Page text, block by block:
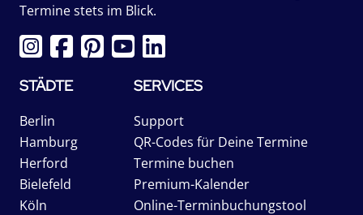
Termine stets im Blick.
STÄDTE
Berlin
Hamburg
Herford
Bielefeld
Köln
SERVICES
Support
QR-Codes für Deine Termine
Termine buchen
Premium-Kalender
Online-Terminbuchungstool